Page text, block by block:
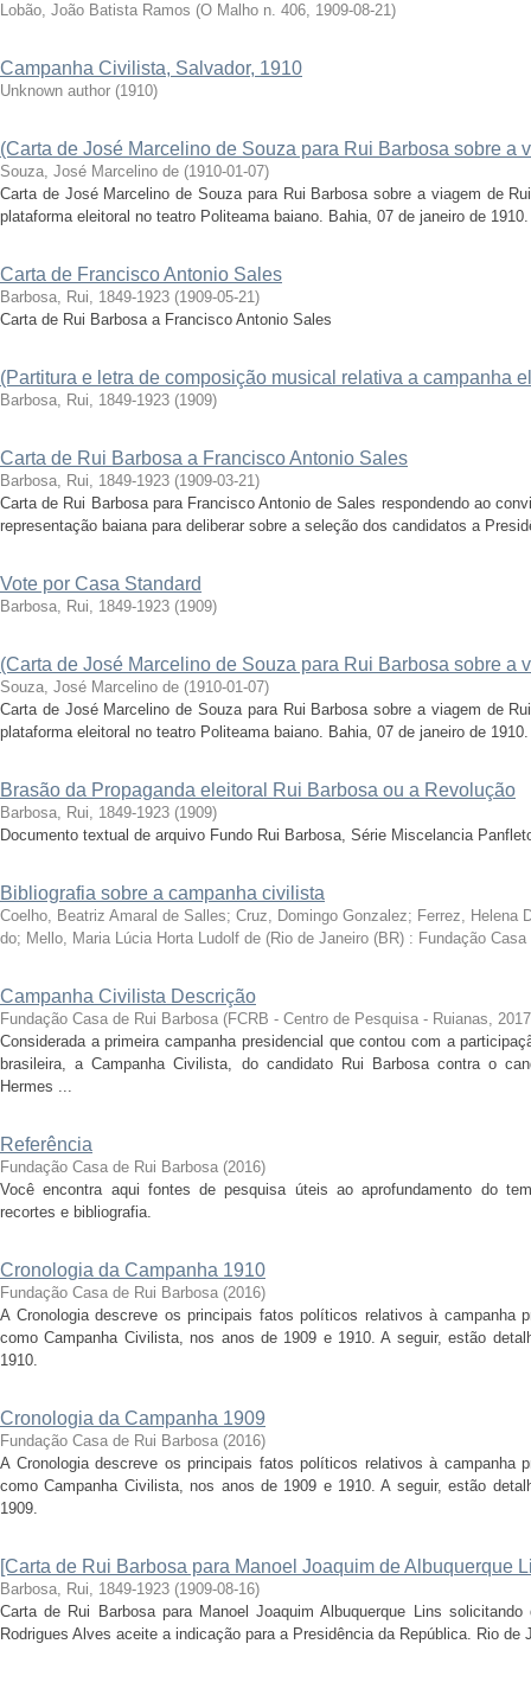
Lobão, João Batista Ramos (O Malho n. 406, 1909-08-21)
Campanha Civilista, Salvador, 1910
Unknown author (1910)
(Carta de José Marcelino de Souza para Rui Barbosa sobre a
Souza, José Marcelino de (1910-01-07)
Carta de José Marcelino de Souza para Rui Barbosa sobre a viagem de
plataforma eleitoral no teatro Politeama baiano. Bahia, 07 de janeiro de
Carta de Francisco Antonio Sales
Barbosa, Rui, 1849-1923 (1909-05-21)
Carta de Rui Barbosa a Francisco Antonio Sales
(Partitura e letra de composição musical relativa a campanha
Barbosa, Rui, 1849-1923 (1909)
Carta de Rui Barbosa a Francisco Antonio Sales
Barbosa, Rui, 1849-1923 (1909-03-21)
Carta de Rui Barbosa para Francisco Antonio de Sales respondendo ao
representação baiana para deliberar sobre a seleção dos candidatos a
Vote por Casa Standard
Barbosa, Rui, 1849-1923 (1909)
(Carta de José Marcelino de Souza para Rui Barbosa sobre a
Souza, José Marcelino de (1910-01-07)
Carta de José Marcelino de Souza para Rui Barbosa sobre a viagem de
plataforma eleitoral no teatro Politeama baiano. Bahia, 07 de janeiro de
Brasão da Propaganda eleitoral Rui Barbosa ou a Revolução
Barbosa, Rui, 1849-1923 (1909)
Documento textual de arquivo Fundo Rui Barbosa, Série Miscelancia
Bibliografia sobre a campanha civilista
Coelho, Beatriz Amaral de Salles; Cruz, Domingo Gonzalez; Ferrez, Helena
do; Mello, Maria Lúcia Horta Ludolf de (Rio de Janeiro (BR) : Fundação
Campanha Civilista Descrição
Fundação Casa de Rui Barbosa (FCRB - Centro de Pesquisa - Ruianas,
Considerada a primeira campanha presidencial que contou com a
brasileira, a Campanha Civilista, do candidato Rui Barbosa contra o
Hermes ...
Referência
Fundação Casa de Rui Barbosa (2016)
Você encontra aqui fontes de pesquisa úteis ao aprofundamento do
recortes e bibliografia.
Cronologia da Campanha 1910
Fundação Casa de Rui Barbosa (2016)
A Cronologia descreve os principais fatos políticos relativos à campanha
como Campanha Civilista, nos anos de 1909 e 1910. A seguir, estão
1910.
Cronologia da Campanha 1909
Fundação Casa de Rui Barbosa (2016)
A Cronologia descreve os principais fatos políticos relativos à campanha
como Campanha Civilista, nos anos de 1909 e 1910. A seguir, estão
1909.
[Carta de Rui Barbosa para Manoel Joaquim de Albuquerque
Barbosa, Rui, 1849-1923 (1909-08-16)
Carta de Rui Barbosa para Manoel Joaquim Albuquerque Lins
Rodrigues Alves aceite a indicação para a Presidência da República. Rio de